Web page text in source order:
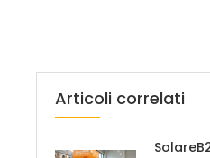
Articoli correlati